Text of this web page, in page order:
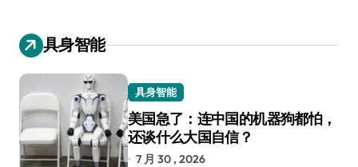
具身智能
具身智能
美国急了：连中国的机器狗都怕，
还谈什么大国自信？
7 月 30 , 2026